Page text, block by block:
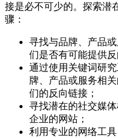
接是必不可少的。探索潜
骤：
寻找与品牌、产品
们是否有可能提供反
通过使用关键词研
牌、产品或服务相
们的反向链接；
寻找潜在的社交媒
企业的网站；
利用专业的网络工